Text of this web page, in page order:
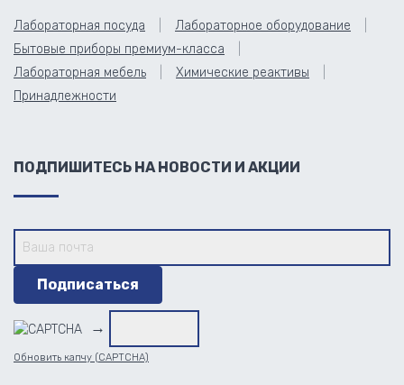
Лабораторная посуда
Лабораторное оборудование
Бытовые приборы премиум-класса
Лабораторная мебель
Химические реактивы
Принадлежности
ПОДПИШИТЕСЬ НА НОВОСТИ И АКЦИИ
→
Обновить капчу (CAPTCHA)